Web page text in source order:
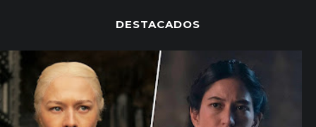
DESTACADOS